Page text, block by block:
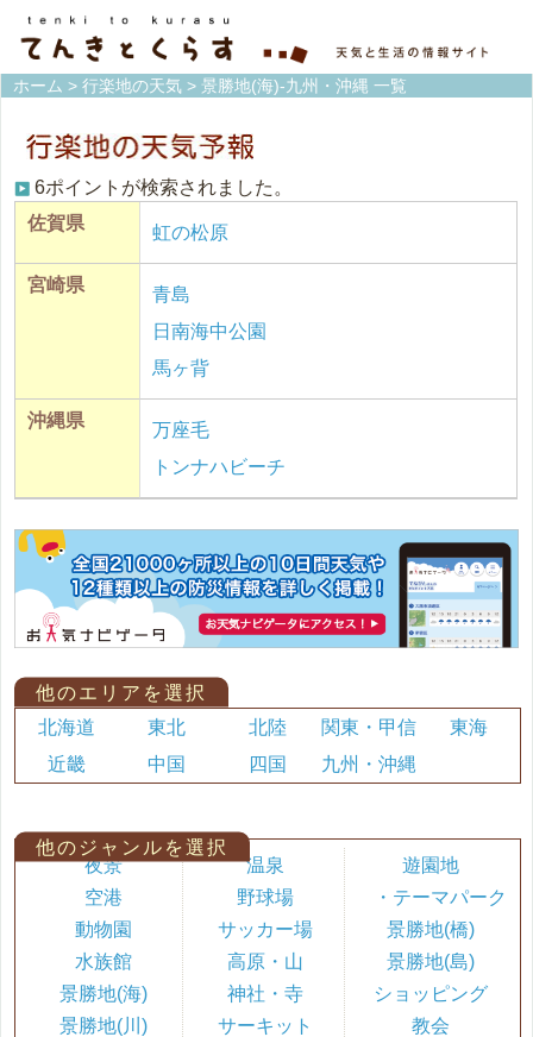
ホーム > 行楽地の天気 > 景勝地(海)-九州・沖縄 一覧
6ポイントが検索されました。
佐賀県
虹の松原
宮崎県
青島
日南海中公園
馬ヶ背
沖縄県
万座毛
トンナハビーチ
他のエリアを選択
北海道
東北 北陸 関東・甲信
東海
近畿
中国 四国 九州・沖縄
他のジャンルを選択
夜景
空港
動物園
水族館
景勝地(海)
景勝地(川)
温泉
野球場
サッカー場
高原・山
神社・寺
サーキット
遊園地
・テーマパーク
景勝地(橋)
景勝地(島)
ショッピング
教会